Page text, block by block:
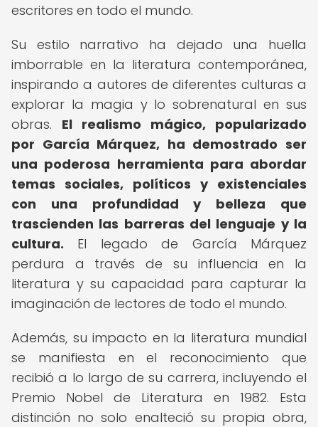
escritores en todo el mundo.
Su estilo narrativo ha dejado una huella
imborrable en la literatura contemporánea,
inspirando a autores de diferentes culturas a
explorar la magia y lo sobrenatural en sus
obras. El realismo mágico, popularizado
por García Márquez, ha demostrado ser
una poderosa herramienta para abordar
temas sociales, políticos y existenciales
con una profundidad y belleza que
trascienden las barreras del lenguaje y la
cultura. El legado de García Márquez
perdura a través de su influencia en la
literatura y su capacidad para capturar la
imaginación de lectores de todo el mundo.
Además, su impacto en la literatura mundial
se manifiesta en el reconocimiento que
recibió a lo largo de su carrera, incluyendo el
Premio Nobel de Literatura en 1982. Esta
distinción no solo enalteció su propia obra,